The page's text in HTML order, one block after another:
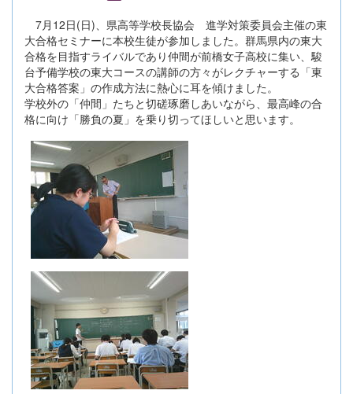
7月12日(日)、県高等学校長協会 進学対策委員会主催の東
大合格セミナーに本校生徒が参加しました。群馬県内の東大
合格を目指すライバルであり仲間が前橋女子高校に集い、駿
台予備学校の東大コースの講師の方々がレクチャーする「東
大合格答案」の作成方法に熱心に耳を傾けました。
学校外の「仲間」たちと切磋琢磨しあいながら、最高峰の合
格に向け「勝負の夏」を乗り切ってほしいと思います。